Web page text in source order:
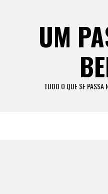
UM
TUDO O QUE SE PASSA